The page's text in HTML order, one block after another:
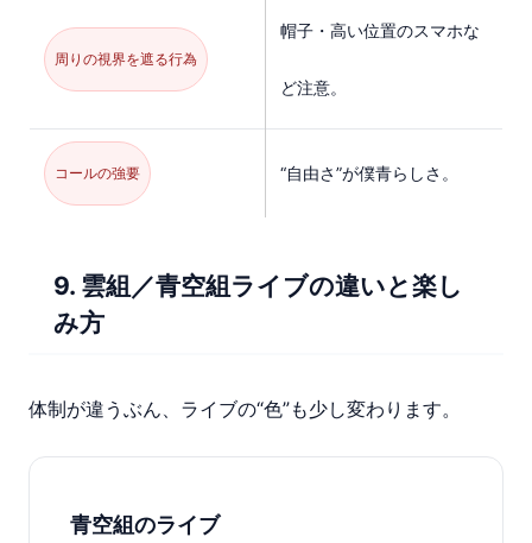
周りの視界を遮る行為
帽子・高い位置のスマホな
ど注意。
コールの強要 “自由さ”が僕青らしさ。
9. 雲組／青空組ライブの違いと楽し
み方
体制が違うぶん、ライブの“色”も少し変わります。
青空組のライブ